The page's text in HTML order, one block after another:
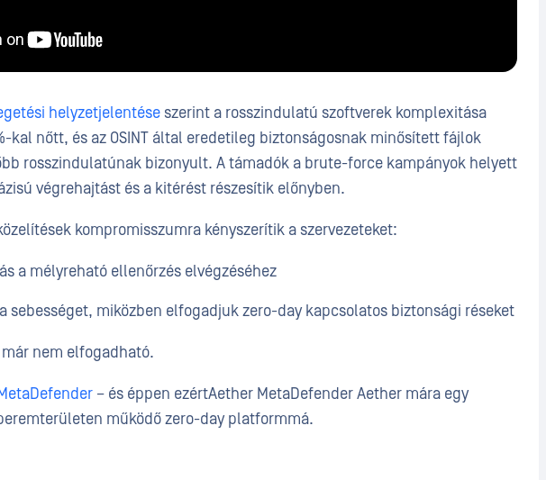
helyzetjelentéseszerint a rosszindulatú szoftverek komplexitása
kal nőtt, és az OSINT által eredetileg biztonságosnak minősített fájlok
rosszindulatúnak bizonyult. A támadók a brute-force kampányok helyett
végrehajtást és a kitérést részesítik előnyben.
kompromisszumra kényszerítik a szervezeteket:
a mélyreható ellenőrzés elvégzéséhez
sebességet, miközben elfogadjuk zero-day kapcsolatos biztonsági réseket
nem elfogadható.
– és éppen ezértAether MetaDefender Aether mára egy
működő zero-day platformmá.